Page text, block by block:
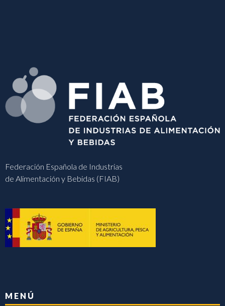
Federación Española de Industrias
de Alimentación y Bebidas (FIAB)
MENÚ